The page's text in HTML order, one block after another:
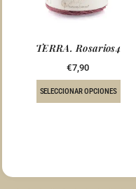
TERRA. Rosarios4
€7,90
SELECCIONAR OPCIONES